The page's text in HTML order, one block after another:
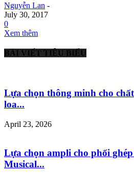
Nguyễn Lan -
July 30, 2017
0
Xem thêm
BÀI VIẾT TIÊU BIỂU
Lựa chọn thông minh cho
loa...
April 23, 2026
Lựa chọn ampli cho phối
Musical...